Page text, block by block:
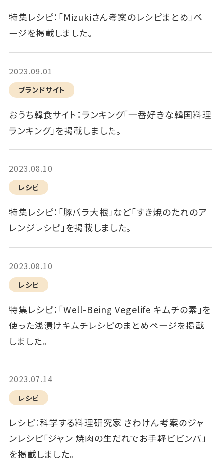
特集レシピ：「Mizukiさん考案のレシピまとめ」ペ
ージを掲載しました。
2023.09.01
ブランドサイト
おうち韓食サイト：ランキング「一番好きな韓国料理
ランキング」を掲載しました。
2023.08.10
レシピ
特集レシピ：「豚バラ大根」など「すき焼のたれのア
レンジレシピ」を掲載しました。
2023.08.10
レシピ
特集レシピ：「Well-Being Vegelife キムチの素」を
使った浅漬けキムチレシピのまとめページを掲載
しました。
2023.07.14
レシピ
レシピ：科学する料理研究家 さわけん考案のジャ
ンレシピ「ジャン 焼肉の生だれでお手軽ビビンバ」
を掲載しました。